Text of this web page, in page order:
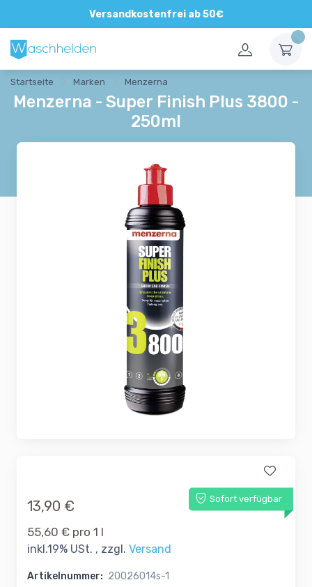
Versandkostenfrei ab 50€
Direkte und persönliche Beratung
Startseite Marken Menzerna
Menzerna - Super Finish Plus 3800 -
250ml
Sofort verfügbar
13,90 €
55,60 € pro 1 l
inkl.19% USt. , zzgl. Versand
Artikelnummer: 20026014s-1